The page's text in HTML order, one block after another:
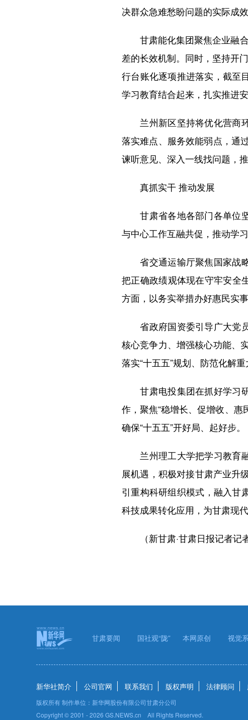
决群众急难愁盼问题的实际成效
甘肃能化集团聚焦企业融合
差的长效机制。同时，坚持开
行台账化逐项推进落实，截至
学习教育结合起来，扎实推进
兰州新区坚持将优化营商环
落实难点、服务效能弱点，通
谏听意见、深入一线找问题，
真抓实干 推动发展
甘肃省各地各部门各单位坚
与中心工作互融共促，推动学
省交通运输厅聚焦国家战略
把正确政绩观体现在守牢安全
方面，以务实举措办好惠民实
省政府国资委引导广大党员
核心竞争力、增强核心功能、
落实“十五五”规划、防范化解
甘肃电投集团在抓好学习研
作，聚焦“稳增长、促增收、惠
确保“十五五”开好局、起好步。
兰州理工大学把学习教育融
展机遇，积极对接甘肃产业升
引重构科研组织模式，融入甘
科技成果转化应用，为甘肃现
（新甘肃·甘肃日报记者记者
甘肃要闻 国社观“陇” 本网原创 视觉
新华社简介 公司官网 联系我们 版权声明 法律顾问
版权所有 制作单位：新华网股份有限公司甘肃分公司
Copyright © 2001 -2026 GS.NEWS.cn All Rights Reserved.